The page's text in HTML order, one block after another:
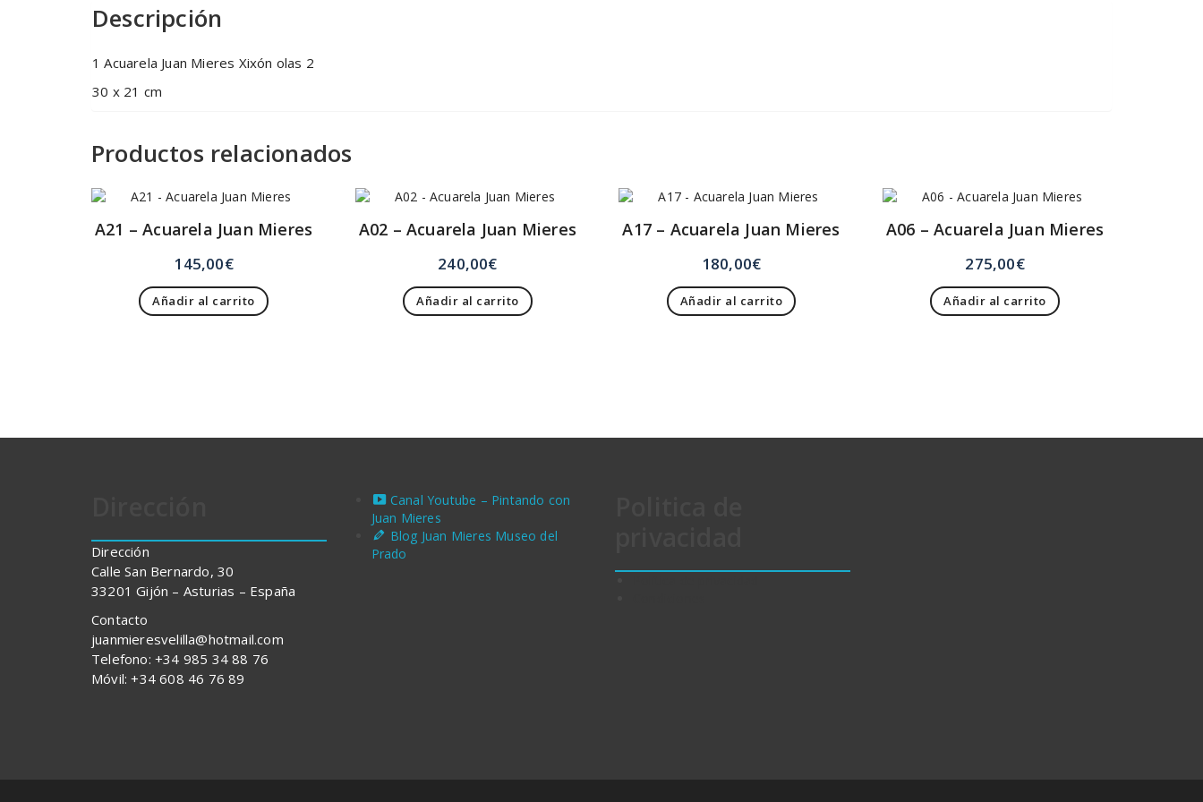
Descripción
1 Acuarela Juan Mieres Xixón olas 2
30 x 21 cm
Productos relacionados
A21 – Acuarela Juan Mieres
145,00€
Añadir al carrito
A02 – Acuarela Juan Mieres
240,00€
Añadir al carrito
A17 – Acuarela Juan Mieres
180,00€
Añadir al carrito
A06 – Acuarela Juan Mieres
275,00€
Añadir al carrito
Dirección
Calle San Bernardo, 30
33201 Gijón – Asturias – España
Contacto
juanmieresvelilla@hotmail.com
Telefono: +34 985 34 88 76
Móvil: +34 608 46 76 89
Canal Youtube – Pintando con
Juan Mieres
Blog Juan Mieres Museo del
Prado